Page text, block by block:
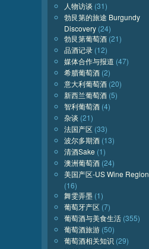
人物访谈 (31)
勃艮第的旅途 Burgundy
Discovery (24)
勃艮第葡萄酒 (21)
品酒记录 (12)
媒体合作与报道 (47)
希腊葡萄酒 (2)
意大利葡萄酒 (20)
新西兰葡萄酒 (5)
智利葡萄酒 (4)
杂谈 (21)
法国产区 (33)
波尔多期酒 (13)
清酒Sake (1)
澳洲葡萄酒 (24)
美国产区-US Wine Region
(16)
舞雯弄墨 (1)
葡萄牙产区 (7)
葡萄酒与美食生活 (355)
葡萄酒旅游 (50)
葡萄酒相关知识 (29)